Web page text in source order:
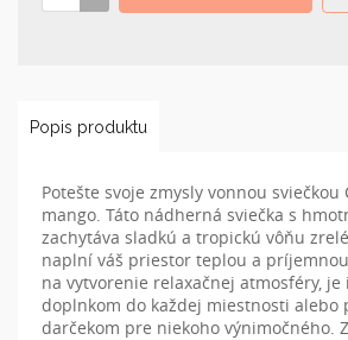
Popis produktu
Potešte svoje zmysly vonnou sviečkou
mango. Táto nádherná sviečka s
zachytáva sladkú a tropickú vôňu
naplní váš priestor teplou a
na vytvorenie relaxačnej atmosféry, je
doplnkom do každej miestnosti alebo
darčekom pre niekoho výnimočného.